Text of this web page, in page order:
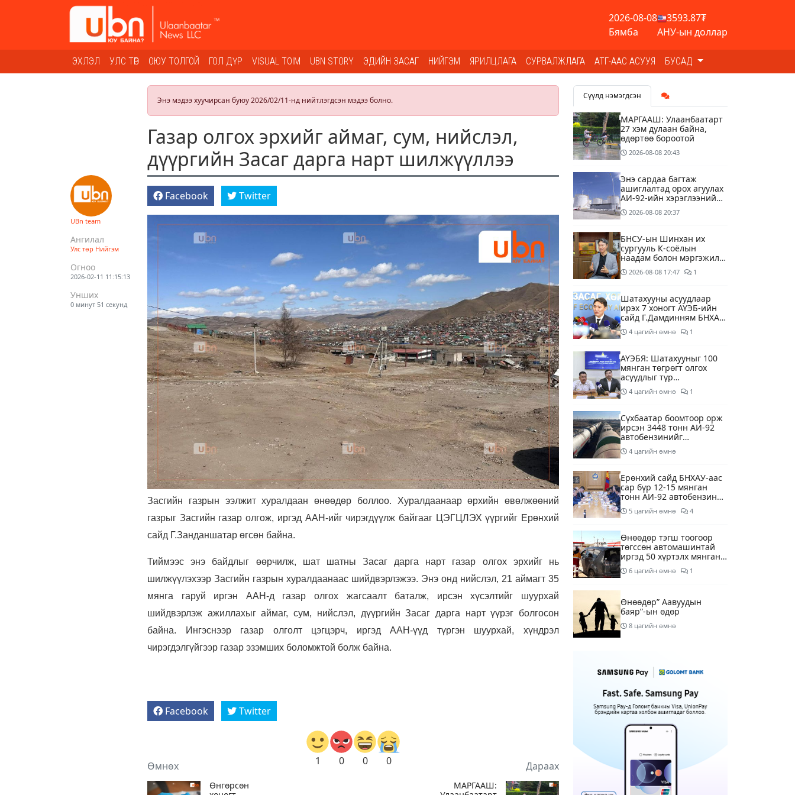
2026-08-08
Бямба
3593.87₮
АНУ-ын доллар
ЭХЛЭЛ УЛС ТӨР ОЮУ ТОЛГОЙ ГОЛ ДҮР VISUAL TOIM UBN STORY ЭДИЙН ЗАСАГ НИЙГЭМ ЯРИЛЦЛАГА СУРВАЛЖЛАГА АТГ-ААС АСУУЯ БУСАД
Энэ мэдээ хуучирсан буюу 2026/02/11-нд нийтлэгдсэн мэдээ болно.
Газар олгох эрхийг аймаг, сум, нийслэл,
дүүргийн Засаг дарга нарт шилжүүллээ
UBn team
Ангилал
Улс төр Нийгэм
Огноо
2026-02-11 11:15:13
Унших
0 минут 51 секунд
Facebook Twitter
Засгийн газрын ээлжит хуралдаан өнөөдөр боллоо. Хуралдаанаар өрхийн өвөлжөөний
газрыг Засгийн газар олгож, иргэд ААН-ийг чирэгдүүлж байгааг ЦЭГЦЛЭХ үүргийг Ерөнхий
сайд Г.Занданшатар өгсөн байна.
Тиймээс энэ байдлыг өөрчилж, шат шатны Засаг дарга нарт газар олгох эрхийг нь
шилжүүлэхээр Засгийн газрын хуралдаанаас шийдвэрлэжээ. Энэ онд нийслэл, 21 аймагт 35
мянга гаруй иргэн ААН-д газар олгох жагсаалт баталж, ирсэн хүсэлтийг шуурхай
шийдвэрлэж ажиллахыг аймаг, сум, нийслэл, дүүргийн Засаг дарга нарт үүрэг болгосон
байна. Ингэснээр газар олголт цэгцэрч, иргэд ААН-үүд түргэн шуурхай, хүндрэл
чирэгдэлгүйгээр газар эзэмших боломжтой болж байна.
Facebook Twitter
1 0 0 0
Өмнөх
Өнгөрсөн
Дараах
МАРГААШ:
Сүүлд нэмэгдсэн
МАРГААШ: Улаанбаатарт
27 хэм дулаан байна,
өдөртөө бороотой
2026-08-08 20:43
Энэ сардаа багтаж
ашиглалтад орох агуулах
АИ-92-ийн хэрэглээний
13 хоногийн хэрэгцээг
бүрэн хангана
2026-08-08 20:37
БНСУ-ын Шинхан их
сургууль К-соёлын
наадам болон мэргэжилд
суурилсан боловсролын
сайн дурын хөтөлбөрийг
2026-08-08 17:47 1
Шатахууны асуудлаар
ирэх 7 хоногт АҮЭБ-ийн
сайд Г.Дамдинням БНХАУ-
д томилолтоор ажиллана
4 цагийн өмнө 1
АҮЭБЯ: Шатахууныг 100
мянган төгрөгт олгох
асуудлыг түр
хойшлууллаа
4 цагийн өмнө 1
Сүхбаатар боомтоор орж
ирсэн 3448 тонн АИ-92
автобензинийг
агуулахуудад буулгах
ажлыг зохион байгуулж
4 цагийн өмнө
Ерөнхий сайд БНХАУ-аас
сар бүр 12-15 мянган
тонн АИ-92 автобензин
тогтмол нийлүүлэх хүсэлт
тавилаа
5 цагийн өмнө 4
Өнөөдөр тэгш тоогоор
төгссөн автомашинтай
иргэд 50 хүртэлх мянган
төгрөгөнд БЕНЗИН авна
6 цагийн өмнө 1
Өнөөдөр” Аавуудын
баяр”-ын өдөр
8 цагийн өмнө
дулаан байна
МАРГААШ: Улаанбаатарт
31 хэм дулаан байна
Шатахуун дамлан
борлуулсан хоёр